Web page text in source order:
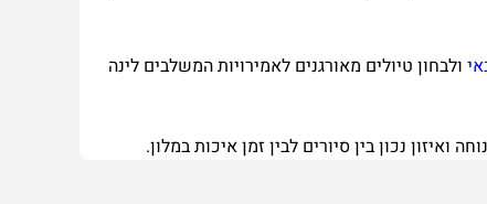
ולבחון טיולים מאורגנים לאמירויות המשלבים לינה
נכון בין סיורים לבין זמן איכות במלון.